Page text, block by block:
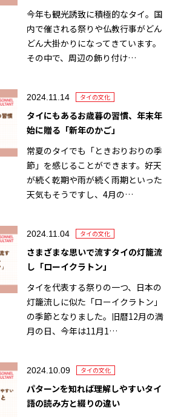
今年も観光誘致に積極的なタイ。国
内で催される祭りや仏教行事がどん
どん大掛かりになってきています。
その中で、周辺の飾り付け…
2024.11.14 タイの文化
タイにもあるお歳暮の習慣、年末年
始に贈る「新年のかご」
常夏のタイでも「ときおりおりの季
節」を感じることができます。好天
が続く乾期や雨が続く雨期といった
天気もそうですし、4月の…
2024.11.04 タイの文化
さまざまな思いで流すタイの灯籠流
し「ローイクラトン」
タイを代表する祭りの一つ、日本の
灯籠流しに似た「ローイクラトン」
の季節となりました。旧暦12月の満
月の日、今年は11月1…
2024.10.09 タイの文化
パターンを知れば理解しやすいタイ
語の読み方と綴りの違い